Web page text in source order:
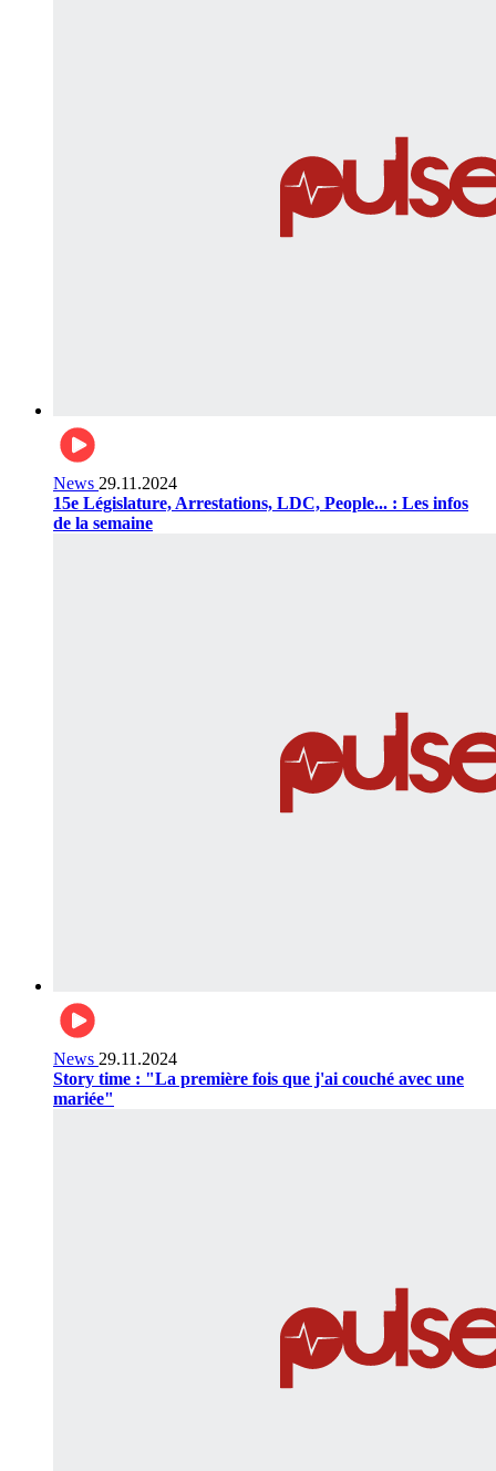
News 29.11.2024
15e Législature, Arrestations, LDC, People... : Les infos
de la semaine
News 29.11.2024
Story time : "La première fois que j'ai couché avec une
mariée"